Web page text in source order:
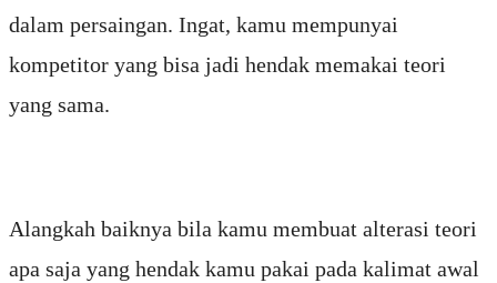
dalam persaingan. Ingat, kamu mempunyai
kompetitor yang bisa jadi hendak memakai teori
yang sama.
Alangkah baiknya bila kamu membuat alterasi teori
apa saja yang hendak kamu pakai pada kalimat awal